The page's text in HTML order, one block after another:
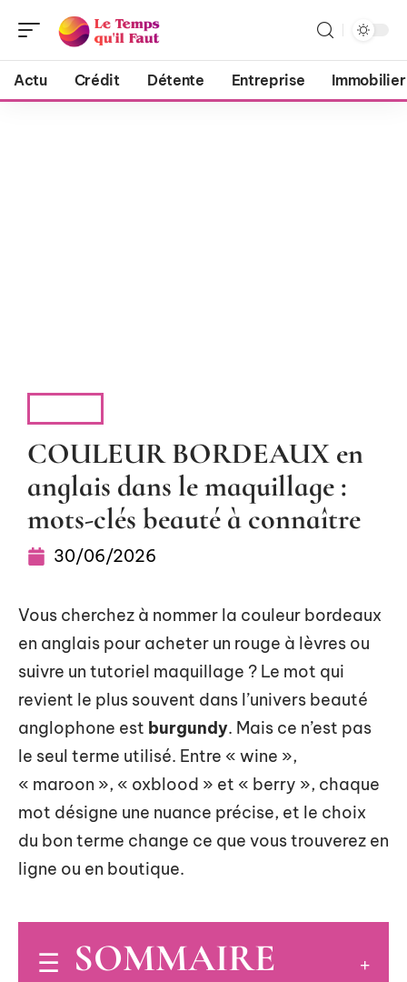
Actu Crédit Détente Entreprise Immobilier
COULEUR BORDEAUX en
anglais dans le maquillage :
mots-clés beauté à connaître
30/06/2026
Vous cherchez à nommer la couleur bordeaux
en anglais pour acheter un rouge à lèvres ou
suivre un tutoriel maquillage ? Le mot qui
revient le plus souvent dans l’univers beauté
anglophone est burgundy. Mais ce n’est pas
le seul terme utilisé. Entre « wine »,
« maroon », « oxblood » et « berry », chaque
mot désigne une nuance précise, et le choix
du bon terme change ce que vous trouverez en
ligne ou en boutique.
SOMMAIRE